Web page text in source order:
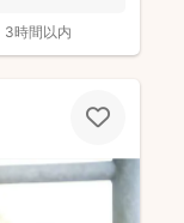
3時間以内